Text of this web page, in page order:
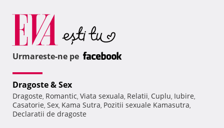
Urmareste-ne pe
Dragoste & Sex
Dragoste, Romantic, Viata sexuala, Relatii, Cuplu, Iubire,
Casatorie, Sex, Kama Sutra, Pozitii sexuale Kamasutra,
Declaratii de dragoste